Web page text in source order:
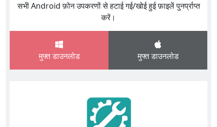
सभी Android फ़ोन उपकरणों से हटाई गई/खोई हुई फ़ाइलें पुनर्प्राप्त
करें।
मुफ्त डाउनलोड मुफ्त डाउनलोड